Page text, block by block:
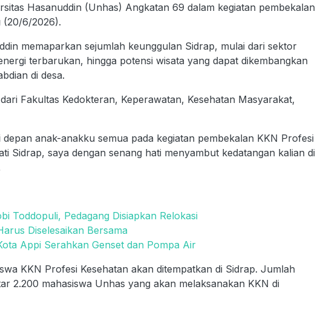
Hasanuddin (Unhas) Angkatan 69 dalam kegiatan pembekalan
(20/6/2026).
memaparkan sejumlah keunggulan Sidrap, mulai dari sektor
terbarukan, hingga potensi wisata yang dapat dikembangkan
di desa.
Fakultas Kedokteran, Keperawatan, Kesehatan Masyarakat,
anak-anakku semua pada kegiatan pembekalan KKN Profesi
Sidrap, saya dengan senang hati menyambut kedatangan kalian di
Toddopuli, Pedagang Disiapkan Relokasi
Diselesaikan Bersama
Appi Serahkan Genset dan Pompa Air
KKN Profesi Kesehatan akan ditempatkan di Sidrap. Jumlah
2.200 mahasiswa Unhas yang akan melaksanakan KKN di